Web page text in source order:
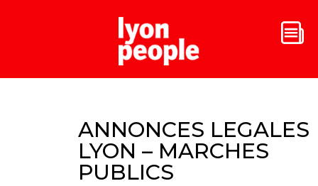
ANNONCES LEGALES
LYON – MARCHES
PUBLICS